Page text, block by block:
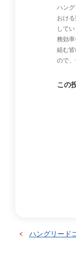
ハン
おけ
して
務効
組む
ので、
この
ハングリード